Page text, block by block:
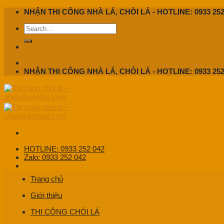
Skip
content
NHẬN THI CÔNG NHÀ LÁ, CHÒI LÁ - HOTLINE: 0933
NHẬN THI CÔNG NHÀ LÁ, CHÒI LÁ - HOTLINE: 0933
HOTLINE: 0933 252 042
Zalo: 0933 252 042
Trang chủ
Giới thiệu
THI CÔNG CHÒI LÁ